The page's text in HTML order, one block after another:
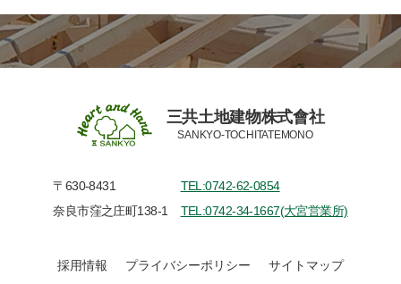
三共土地建物株式會社
SANKYO-TOCHITATEMONO
〒630-8431
奈良市窪之庄町138-1
TEL:0742-62-0854
TEL:0742-34-1667(大宮営業所)
採用情報 プライバシーポリシー サイトマップ